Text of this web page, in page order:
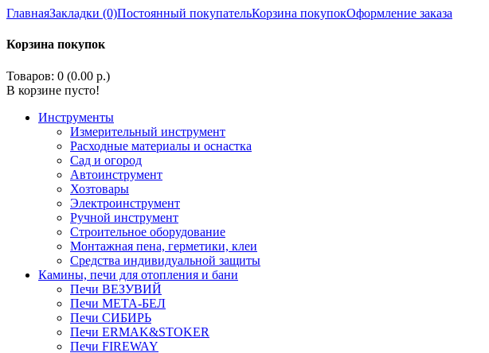
ГлавнаяЗакладки (0)Постоянный покупательКорзина покупокОформление заказа
Корзина покупок
Товаров: 0 (0.00 р.)
В корзине пусто!
Инструменты
Измерительный инструмент
Расходные материалы и оснастка
Сад и огород
Автоинструмент
Хозтовары
Электроинструмент
Ручной инструмент
Строительное оборудование
Монтажная пена, герметики, клеи
Средства индивидуальной защиты
Камины, печи для отопления и бани
Печи ВЕЗУВИЙ
Печи МЕТА-БЕЛ
Печи СИБИРЬ
Печи ERMAK&STOKER
Печи FIREWAY